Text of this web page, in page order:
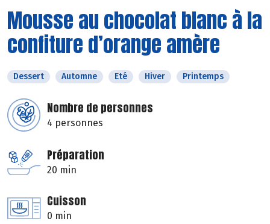
Mousse au chocolat blanc à la
confiture d’orange amère
Dessert Automne Eté Hiver Printemps
Nombre de personnes
4 personnes
Préparation
20 min
Cuisson
0 min